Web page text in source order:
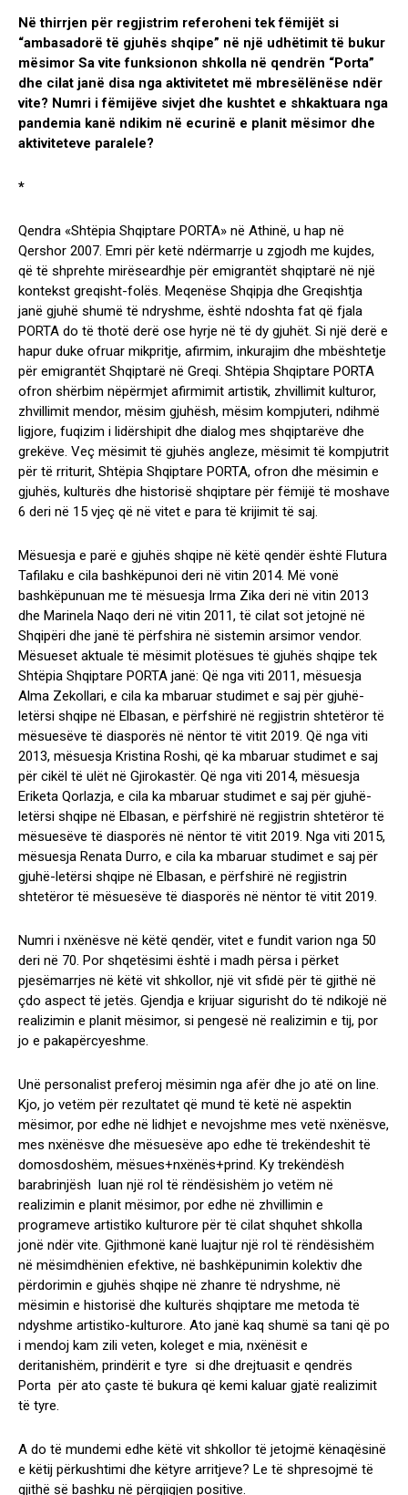
Në thirrjen për regjistrim referoheni tek fëmijët si
“ambasadorë të gjuhës shqipe” në një udhëtimit të bukur
mësimor Sa vite funksionon shkolla në qendrën “Porta”
dhe cilat janë disa nga aktivitetet më mbresëlënëse ndër
vite? Numri i fëmijëve sivjet dhe kushtet e shkaktuara nga
pandemia kanë ndikim në ecurinë e planit mësimor dhe
aktiviteteve paralele?
*
Qendra «Shtëpia Shqiptare PORTA» nё Athinë, u hap nё
Qershor 2007. Emri pёr ketё ndёrmarrje u zgjodh me kujdes,
qё tё shprehte mirёseardhje pёr emigrantёt shqiptarё nё njё
kontekst greqisht-folёs. Meqenёse Shqipja dhe Greqishtja
janё gjuhё shumё tё ndryshme, ështё ndoshta fat qё fjala
PORTA do tё thotё derё ose hyrje nё tё dy gjuhёt. Si njё derё e
hapur duke ofruar mikpritje, afirmim, inkurajim dhe mbёshtetje
pёr emigrantёt Shqiptarё nё Greqi. Shtëpia Shqiptare PORTA
ofron shёrbim nёpёrmjet afirmimit artistik, zhvillimit kulturor,
zhvillimit mendor, mёsim gjuhёsh, mёsim kompjuteri, ndihmё
ligjore, fuqizim i lidёrshipit dhe dialog mes shqiptarёve dhe
grekёve. Veç mësimit të gjuhës angleze, mësimit të kompjutrit
për të rriturit, Shtëpia Shqiptare PORTA, ofron dhe mësimin e
gjuhës, kulturës dhe historisë shqiptare për fëmijë të moshave
6 deri në 15 vjeç që në vitet e para të krijimit të saj.
Mësuesja e parë e gjuhës shqipe në këtë qendër është Flutura
Tafilaku e cila bashkëpunoi deri në vitin 2014. Më vonë
bashkëpunuan me të mësuesja Irma Zika deri në vitin 2013
dhe Marinela Naqo deri në vitin 2011, të cilat sot jetojnë në
Shqipëri dhe janë të përfshira në sistemin arsimor vendor.
Mësueset aktuale të mësimit plotësues të gjuhës shqipe tek
Shtëpia Shqiptare PORTA janë: Që nga viti 2011, mësuesja
Alma Zekollari, e cila ka mbaruar studimet e saj për gjuhë-
letërsi shqipe në Elbasan, e përfshirë në regjistrin shtetëror të
mësuesëve të diasporës në nëntor të vitit 2019. Që nga viti
2013, mësuesja Kristina Roshi, që ka mbaruar studimet e saj
për cikël të ulët në Gjirokastër. Që nga viti 2014, mësuesja
Eriketa Qorlazja, e cila ka mbaruar studimet e saj për gjuhë-
letërsi shqipe në Elbasan, e përfshirë në regjistrin shtetëror të
mësuesëve të diasporës në nëntor të vitit 2019. Nga viti 2015,
mësuesja Renata Durro, e cila ka mbaruar studimet e saj për
gjuhë-letërsi shqipe në Elbasan, e përfshirë në regjistrin
shtetëror të mësuesëve të diasporës në nëntor të vitit 2019.
Numri i nxënësve në këtë qendër, vitet e fundit varion nga 50
deri në 70. Por shqetësimi është i madh përsa i përket
pjesëmarrjes në këtë vit shkollor, një vit sfidë për të gjithë në
çdo aspect të jetës. Gjendja e krijuar sigurisht do të ndikojë në
realizimin e planit mësimor, si pengesë në realizimin e tij, por
jo e pakapërcyeshme.
Unë personalist preferoj mësimin nga afër dhe jo atë on line.
Kjo, jo vetëm për rezultatet që mund të ketë në aspektin
mësimor, por edhe në lidhjet e nevojshme mes vetë nxënësve,
mes nxënësve dhe mësuesëve apo edhe të trekëndeshit të
domosdoshëm, mësues+nxënës+prind. Ky trekëndësh
barabrinjësh luan një rol të rëndësishëm jo vetëm në
realizimin e planit mësimor, por edhe në zhvillimin e
programeve artistiko kulturore për të cilat shquhet shkolla
jonë ndër vite. Gjithmonë kanë luajtur një rol të rëndësishëm
në mësimdhënien efektive, në bashkëpunimin kolektiv dhe
përdorimin e gjuhës shqipe në zhanre të ndryshme, në
mësimin e historisë dhe kulturës shqiptare me metoda të
ndyshme artistiko-kulturore. Ato janë kaq shumë sa tani që po
i mendoj kam zili veten, koleget e mia, nxënësit e
deritanishëm, prindërit e tyre si dhe drejtuasit e qendrës
Porta për ato çaste të bukura që kemi kaluar gjatë realizimit
të tyre.
A do të mundemi edhe këtë vit shkollor të jetojmë kënaqësinë
e këtij përkushtimi dhe këtyre arritjeve? Le të shpresojmë të
gjithë së bashku në përgjigjen positive.